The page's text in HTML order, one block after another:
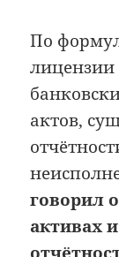
По
лицензии
актов,
говорил
активах